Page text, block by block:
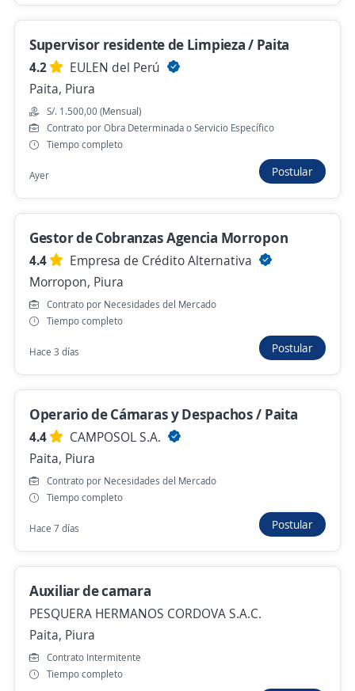
Ejecutivo de ventas corporativo HVAC
Importante empresa del sector
Piura, Piura
Hace 2 días
Se precisa Urgente Empleo destacado
PRÉSTAMOS RÁPIDO Y FÁCIL
Piura, Piura
S/. 1.130,00 (Mensual) + Comisiones
Hace 2 días
Ejecutivo de negocios POS B2B (Piura)
Piura, Piura
S/. 1.200,00 (Mensual)
Presencial y remoto
Hace 2 días
Anterior Siguiente
Nuevas ofertas de empleo
Empleos similares
Ingeniero supervisor
Supervisor residente de Limpieza / Paita
4.2
EULEN del Perú
Paita, Piura
S/. 1.500,00 (Mensual)
Contrato por Obra Determinada o Servicio Específico
Tiempo completo
Ayer Postular
Gestor de Cobranzas Agencia Morropon
4.4
Empresa de Crédito Alternativa
Morropon, Piura
Contrato por Necesidades del Mercado
Tiempo completo
Hace 3 días Postular
Operario de Cámaras y Despachos / Paita
4.4
CAMPOSOL S.A.
Paita, Piura
Contrato por Necesidades del Mercado
Tiempo completo
Hace 7 días Postular
Auxiliar de camara
PESQUERA HERMANOS CORDOVA S.A.C.
Paita, Piura
Contrato Intermitente
Tiempo completo